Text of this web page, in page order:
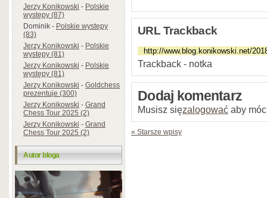
Jerzy Konikowski-Polskie
występy (87)
Dominik-Polskie występy
(83)
Jerzy Konikowski-Polskie
występy (81)
Jerzy Konikowski-Polskie
występy (81)
Jerzy Konikowski-Goldchess
prezentuje (300)
Jerzy Konikowski-Grand
Chess Tour 2025 (2)
Jerzy Konikowski-Grand
Chess Tour 2025 (2)
Autor bloga
URL Trackback
Trackback - notka
Dodaj komentarz
Musisz sięzalogować aby
« Starsze wpisy